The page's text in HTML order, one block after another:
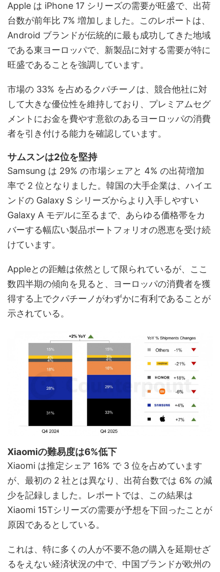
Apple は iPhone 17 シリーズの需要が旺盛で、出荷
台数が前年比 7% 増加しました。このレポートは、
Android ブランドが伝統的に最も成功してきた地域
である東ヨーロッパで、新製品に対する需要が特に
旺盛であることを強調しています。
市場の 33% を占めるクパチーノは、競合他社に対
して大きな優位性を維持しており、プレミアムセグ
メントにお金を費やす意欲のあるヨーロッパの消費
者を引き付ける能力を確認しています。
サムスンは2位を堅持
Samsung は 29% の市場シェアと 4% の出荷増加
率で 2 位となりました。韓国の大手企業は、ハイエ
ンドの Galaxy S シリーズからより入手しやすい
Galaxy A モデルに至るまで、あらゆる価格帯をカ
バーする幅広い製品ポートフォリオの恩恵を受け続
けています。
Appleとの距離は依然として限られているが、ここ
数四半期の傾向を見ると、ヨーロッパの消費者を獲
得する上でクパチーノがわずかに有利であることが
示されている。
Xiaomiの難易度は6%低下
Xiaomi は推定シェア 16% で 3 位を占めています
が、最初の 2 社とは異なり、出荷台数では 6% の減
少を記録しました。レポートでは、この結果は
Xiaomi 15Tシリーズの需要が予想を下回ったことが
原因であるとしている。
これは、特に多くの人が不要不急の購入を延期せざ
るをえない経済状況の中で、中国ブランドが欧州の